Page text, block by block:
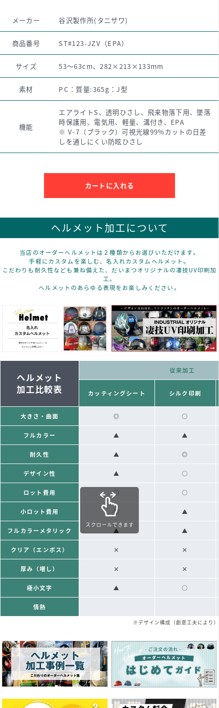
メーカー 谷沢製作所(タニザワ)
商品番号 ST#123-JZV（EPA）
サイズ 53～63cm、282×213×133mm
素材 PC：質量:365g：J型
機能
エアライトS、透明ひさし、飛来物落下用、墜落
時保護用、電気用、軽量、溝付き、EPA
※ V-7（ブラック）可視光線99%カットの日差
しを通しにくい防眩ひさし
カートに入れる
ヘルメット加工について
当店のオーダーヘルメットは２種類からお選びいただけます。
手軽にカスタムを楽しむ、名入れカスタムヘルメット。
こだわりも耐久性なども兼ね備えた、だいまつオリジナルの凄技UV印刷加
工。
ヘルメットのあらゆる表現をお楽しみください。
ヘルメット
加工比較表
従来加工
カッティングシート シルク印刷
大きさ・曲面 ◎ ○
フルカラー ▲ ▲
耐久性 ▲ ◎
デザイン性 ▲ ○
ロット費用 ○ ○
小ロット費用 ○ ▲
フルカラーメタリック ▲ ▲
クリア（エンボス） × ×
厚み（増し） × ×
極小文字 ▲ ○
情熱
※デザイン構成（創意工夫により）
スクロールできます